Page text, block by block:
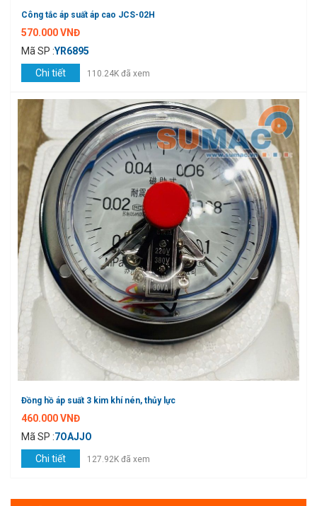
Công tắc áp suất áp cao JCS-02H
570.000 VNĐ
Mã SP :YR6895
Chi tiết
110.24K đã xem
Đồng hồ áp suất 3 kim khí nén, thủy lực
460.000 VNĐ
Mã SP :7OAJJO
Chi tiết
127.92K đã xem